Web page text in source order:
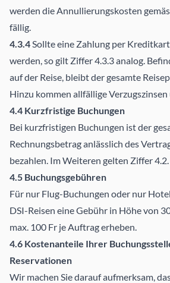
werden die Annullierungskosten
fällig.
4.3.4Sollte eine Zahlung per
werden, so gilt Ziffer 4.3.3 analog.
auf der Reise, bleibt der gesamte
Hinzu kommen allfällige
4.4 Kurzfristige Buchungen
Bei kurzfristigen Buchungen ist der
Rechnungsbetrag anlässlich des
bezahlen. Im Weiteren gelten Ziffer
4.5 Buchungsgebühren
Für nur Flug-Buchungen oder nur
DSI-Reisen eine Gebühr in Höhe von
max. 100 Fr je Auftrag erheben.
4.6 Kostenanteile Ihrer
Reservationen
Wir machen Sie darauf aufmerksam,